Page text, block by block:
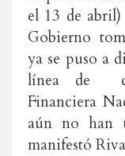
el 13 de
Gobierno
ya se puso a
línea de
Financiera
aún no han
manifestó